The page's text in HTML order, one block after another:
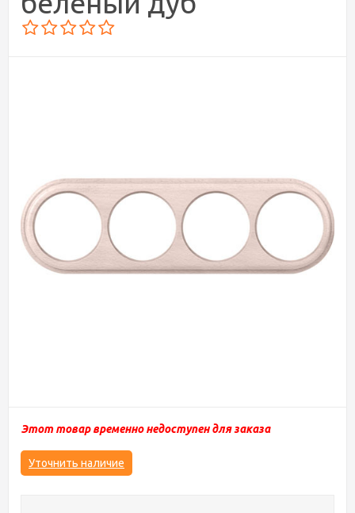
Этот товар временно недоступен для заказа
Уточнить наличие